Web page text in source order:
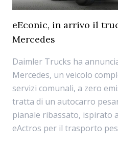
eEconic, in arrivo il
Mercedes
Daimler Trucks ha
Mercedes, un veicolo
servizi comunali, a zero
tratta di un autocarro
pianale ribassato, ispirato
eActros per il trasporto